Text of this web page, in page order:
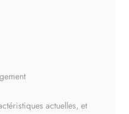
actuelles, et